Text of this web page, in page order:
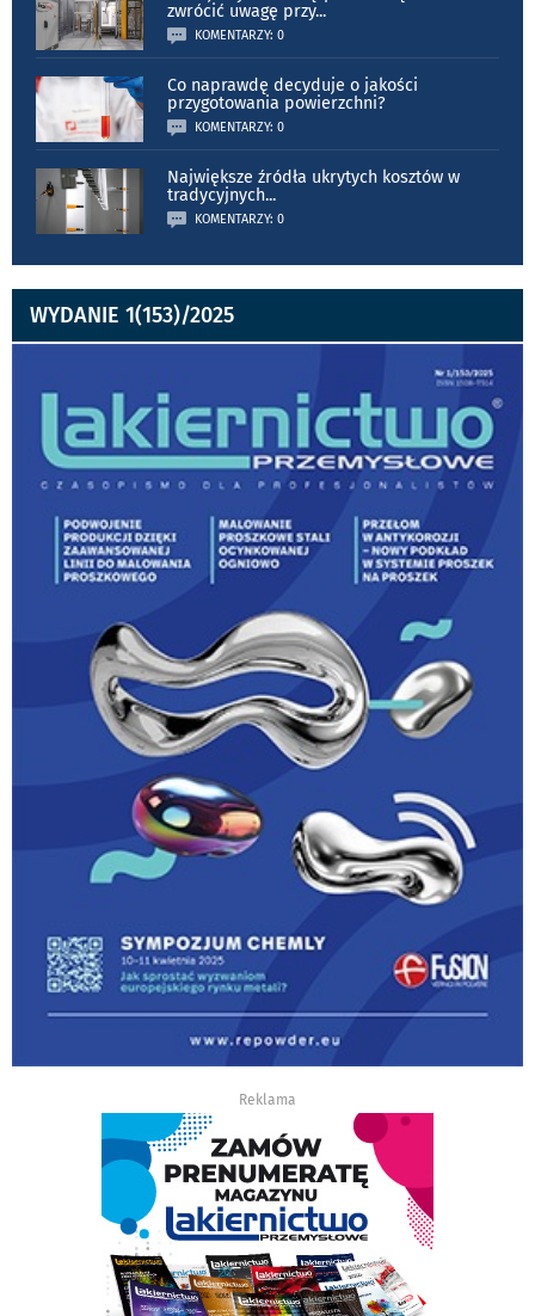
zwrócić uwagę przy...
KOMENTARZY: 0
Co naprawdę decyduje o jakości
przygotowania powierzchni?
KOMENTARZY: 0
Największe źródła ukrytych kosztów w
tradycyjnych...
KOMENTARZY: 0
WYDANIE 1(153)/2025
Reklama